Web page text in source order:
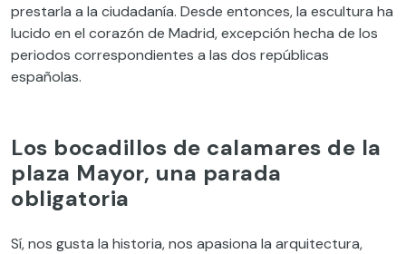
prestarla a la ciudadanía. Desde entonces, la escultura ha
lucido en el corazón de Madrid, excepción hecha de los
periodos correspondientes a las dos repúblicas
españolas.
Los bocadillos de calamares de la
plaza Mayor, una parada
obligatoria
Sí, nos gusta la historia, nos apasiona la arquitectura,